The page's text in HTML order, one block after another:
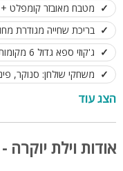
מטבח מאובזר קומפלט +
בריכת שחייה מגודרת
ג'קוזי ספא גדול 6 מקומות
משחקי שולחן: סנוקר,
פינת מנגל מקצועית -
לנופש, ימי כיף ואירוח. לינה עד
הצג עוד
אודות וילת יוקרה